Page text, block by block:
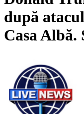
după
Casa Albă.